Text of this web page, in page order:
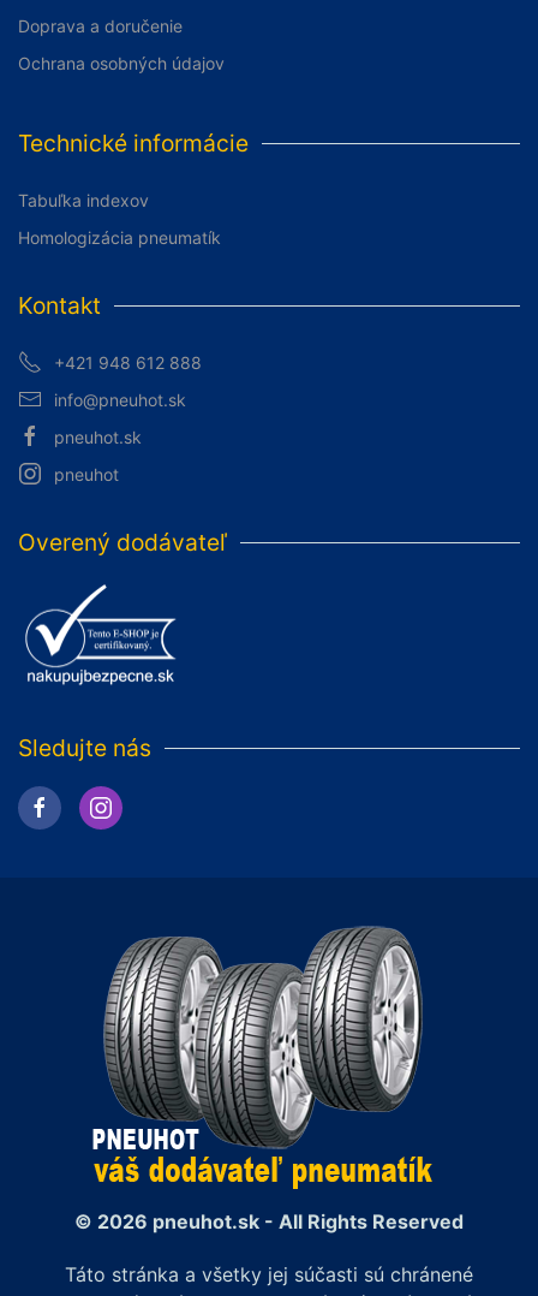
Doprava a doručenie
Ochrana osobných údajov
Technické informácie
Tabuľka indexov
Homologizácia pneumatík
Kontakt
+421 948 612 888
info@pneuhot.sk
pneuhot.sk
pneuhot
Overený dodávateľ
Sledujte nás
© 2026 pneuhot.sk - All Rights Reserved
Táto stránka a všetky jej súčasti sú chránené